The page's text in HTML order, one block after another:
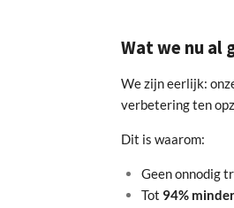
Wat we nu al
We zijn eerlijk:
verbetering ten
Dit is waarom:
Geen onnodig
Tot 94%